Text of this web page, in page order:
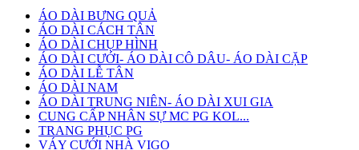
ÁO DÀI BƯNG QUẢ
ÁO DÀI CÁCH TÂN
ÁO DÀI CHỤP HÌNH
ÁO DÀI CƯỚI- ÁO DÀI CÔ DÂU- ÁO DÀI CẶP
ÁO DÀI LỄ TÂN
ÁO DÀI NAM
ÁO DÀI TRUNG NIÊN- ÁO DÀI XUI GIA
CUNG CẤP NHÂN SỰ MC PG KOL...
TRANG PHỤC PG
VÁY CƯỚI NHÀ VIGO